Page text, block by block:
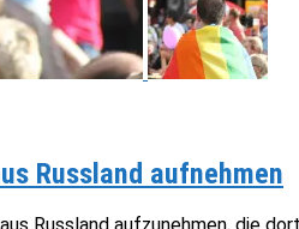
Russland aufnehmen